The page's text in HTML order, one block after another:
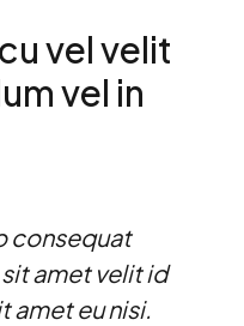
vel velit
vel in
consequat
amet velit id
amet eu nisi.